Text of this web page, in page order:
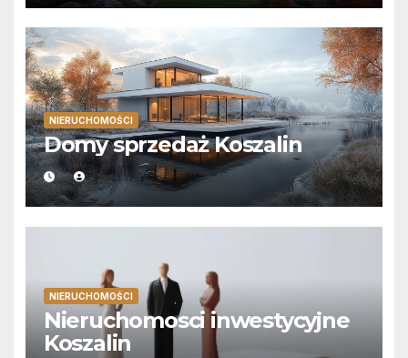
NIERUCHOMOŚCI
Domy sprzedaż Koszalin
NIERUCHOMOŚCI
Nieruchomosci inwestycyjne
Koszalin